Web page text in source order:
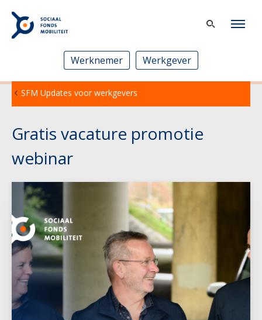
Werknemer Werkgever
SFM Updates voor werkgevers
Gratis vacature promotie
webinar